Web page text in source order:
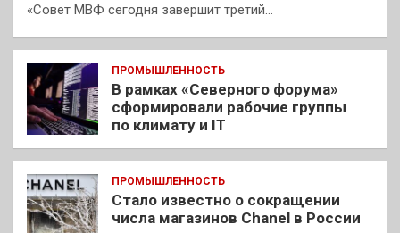
«Совет МВФ сегодня завершит третий…
ПРОМЫШЛЕННОСТЬ
В рамках «Северного форума»
сформировали рабочие группы
по климату и IT
ПРОМЫШЛЕННОСТЬ
Стало известно о сокращении
числа магазинов Chanel в России